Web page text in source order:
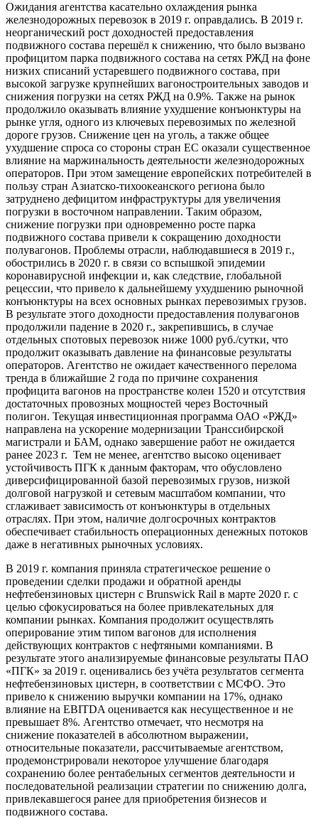
Ожидания агентства касательно охлаждения рынка
железнодорожных перевозок в 2019 г. оправдались. В 2019 г.
неорганический рост доходностей предоставления
подвижного состава перешёл к снижению, что было вызвано
профицитом парка подвижного состава на сетях РЖД на фоне
низких списаний устаревшего подвижного состава, при
высокой загрузке крупнейших вагоностроительных заводов и
снижения погрузки на сетях РЖД на 0.9%. Также на рынок
продолжило оказывать влияние ухудшение конъюнктуры на
рынке угля, одного из ключевых перевозимых по железной
дороге грузов. Снижение цен на уголь, а также общее
ухудшение спроса со стороны стран ЕС оказали существенное
влияние на маржинальность деятельности железнодорожных
операторов. При этом замещение европейских потребителей в
пользу стран Азиатско-тихоокеанского региона было
затруднено дефицитом инфраструктуры для увеличения
погрузки в восточном направлении. Таким образом,
снижение погрузки при одновременно росте парка
подвижного состава привели к сокращению доходности
полувагонов. Проблемы отрасли, наблюдавшиеся в 2019 г.,
обострились в 2020 г. в связи со вспышкой эпидемии
коронавирусной инфекции и, как следствие, глобальной
рецессии, что привело к дальнейшему ухудшению рыночной
конъюнктуры на всех основных рынках перевозимых грузов.
В результате этого доходности предоставления полувагонов
продолжили падение в 2020 г., закрепившись, в случае
отдельных спотовых перевозок ниже 1000 руб./сутки, что
продолжит оказывать давление на финансовые результаты
операторов. Агентство не ожидает качественного перелома
тренда в ближайшие 2 года по причине сохранения
профицита вагонов на пространстве колеи 1520 и отсутствия
достаточных провозных мощностей через Восточный
полигон. Текущая инвестиционная программа ОАО «РЖД»
направлена на ускорение модернизации Транссибирской
магистрали и БАМ, однако завершение работ не ожидается
ранее 2023 г. Тем не менее, агентство высоко оценивает
устойчивость ПГК к данным факторам, что обусловлено
диверсифицированной базой перевозимых грузов, низкой
долговой нагрузкой и сетевым масштабом компании, что
сглаживает зависимость от конъюнктуры в отдельных
отраслях. При этом, наличие долгосрочных контрактов
обеспечивает стабильность операционных денежных потоков
даже в негативных рыночных условиях.
В 2019 г. компания приняла стратегическое решение о
проведении сделки продажи и обратной аренды
нефтебензиновых цистерн с Brunswick Rail в марте 2020 г. с
целью сфокусироваться на более привлекательных для
компании рынках. Компания продолжит осуществлять
оперирование этим типом вагонов для исполнения
действующих контрактов с нефтяными компаниями. В
результате этого анализируемые финансовые результаты ПАО
«ПГК» за 2019 г. оценивались без учёта результатов сегмента
нефтебензиновых цистерн, в соответствии с МСФО. Это
привело к снижению выручки компании на 17%, однако
влияние на EBITDA оценивается как несущественное и не
превышает 8%. Агентство отмечает, что несмотря на
снижение показателей в абсолютном выражении,
относительные показатели, рассчитываемые агентством,
продемонстрировали некоторое улучшение благодаря
сохранению более рентабельных сегментов деятельности и
последовательной реализации стратегии по снижению долга,
привлекавшегося ранее для приобретения бизнесов и
подвижного состава.